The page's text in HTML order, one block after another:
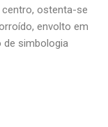
centro, ostenta-se
envolto em
de simbologia